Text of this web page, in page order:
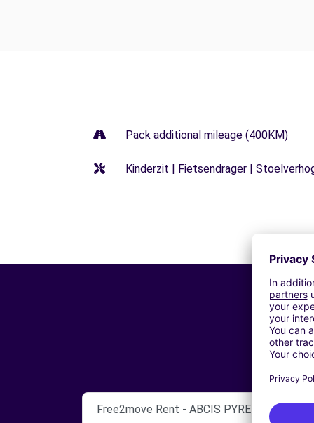
Pack additional mileage (400KM)
Kinderzit | Fietsendrager |
Free2move Rent - ABCIS PYRENEES BY